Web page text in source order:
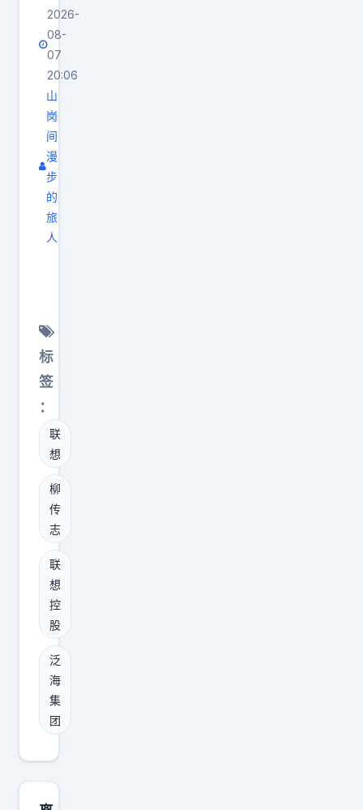
链
一
层
层
往
下
扎
的
新
能
源
当
年
的
比
亚
迪
，
规
模
不
算
庞
大
，
品
牌
也
远
有
彦
彬
宣
布
退
出
交
易
。
主
办
法
，
只
能
顺
延
给
第
二
高
价
的
买
家
，
陕
西
瑞
尔
机
的
心
思
，
考
学
也
是
。
这
模
式
不
为
大
众
所
取
，
会
起
到
不
好
的
影
响
！
件
事
。
年
前
孙
宇
晨
面
对
“
这
不
是
个
傻
X
的
回
应
是
靠
爹
的
骂
靠
自
己
的
2026-
08-
07
20:06
山
岗
间
漫
步
的
旅
人
想
股
权
让
，
这
位
粉
丝
的
算
术
题
，
我
们
认
真
算
了
一
标
签
：
联
想
柳
传
志
联
想
控
股
泛
海
集
团